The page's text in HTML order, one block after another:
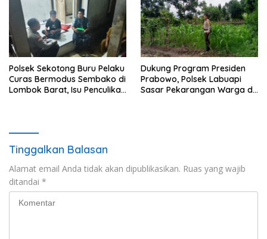
Polsek Sekotong Buru Pelaku
Curas Bermodus Sembako di
Lombok Barat, Isu Penculikan
Dukung Program Presiden
Prabowo, Polsek Labuapi
Sasar Pekarangan Warga di
Tinggalkan Balasan
Alamat email Anda tidak akan dipublikasikan. Ruas yang wajib
ditandai *